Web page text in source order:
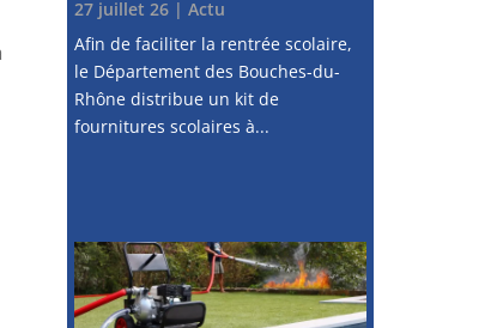
27 juillet 26| Actu
Afin de faciliter la rentrée scolaire,
le Département des Bouches-du-
Rhône distribue un kit de
fournitures scolaires à...